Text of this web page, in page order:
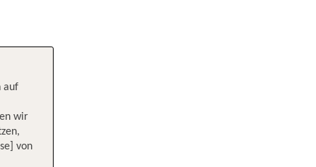
auf
wir
von